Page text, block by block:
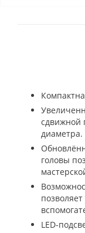
сдвижной
диаметра.
головы
LED-